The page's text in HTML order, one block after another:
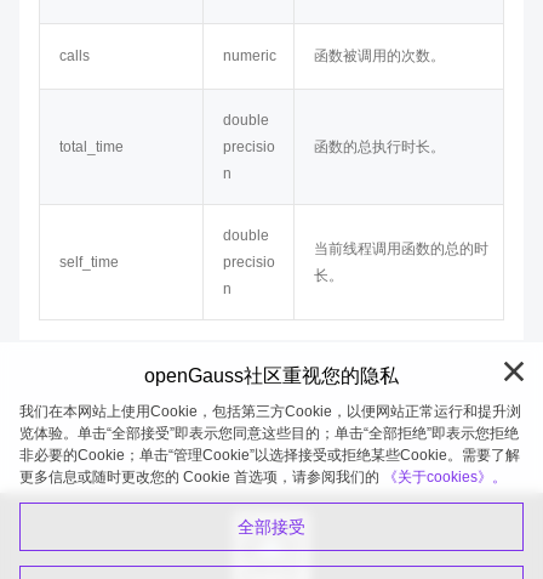
calls numeric 函数被调用的次数。
total_time
double
precisio
n
函数的总执行时长。
self_time
double
precisio
n
当前线程调用函数的总的时
长。
openGauss 2026-08-06 19:58:53
openGauss社区重视您的隐私
我们在本网站上使用Cookie，包括第三方Cookie，以便网站正常运行和提升浏
览体验。单击“全部接受”即表示您同意这些目的；单击“全部拒绝”即表示您拒绝
非必要的Cookie；单击“管理Cookie”以选择接受或拒绝某些Cookie。需要了解
更多信息或随时更改您的 Cookie 首选项，请参阅我们的
《关于cookies》。
全部接受